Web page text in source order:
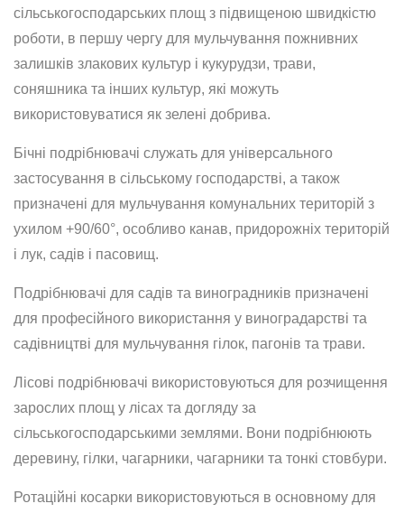
сільськогосподарських площ з підвищеною швидкістю
роботи, в першу чергу для мульчування пожнивних
залишків злакових культур і кукурудзи, трави,
соняшника та інших культур, які можуть
використовуватися як зелені добрива.
Бічні подрібнювачі служать для універсального
застосування в сільському господарстві, а також
призначені для мульчування комунальних територій з
ухилом +90/60°, особливо канав, придорожніх територій
і лук, садів і пасовищ.
Подрібнювачі для садів та виноградників призначені
для професійного використання у виноградарстві та
садівництві для мульчування гілок, пагонів та трави.
Лісові подрібнювачі використовуються для розчищення
зарослих площ у лісах та догляду за
сільськогосподарськими землями. Вони подрібнюють
деревину, гілки, чагарники, чагарники та тонкі стовбури.
Ротаційні косарки використовуються в основному для